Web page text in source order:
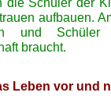
aufbauen.
und
braucht.
Leben vor und